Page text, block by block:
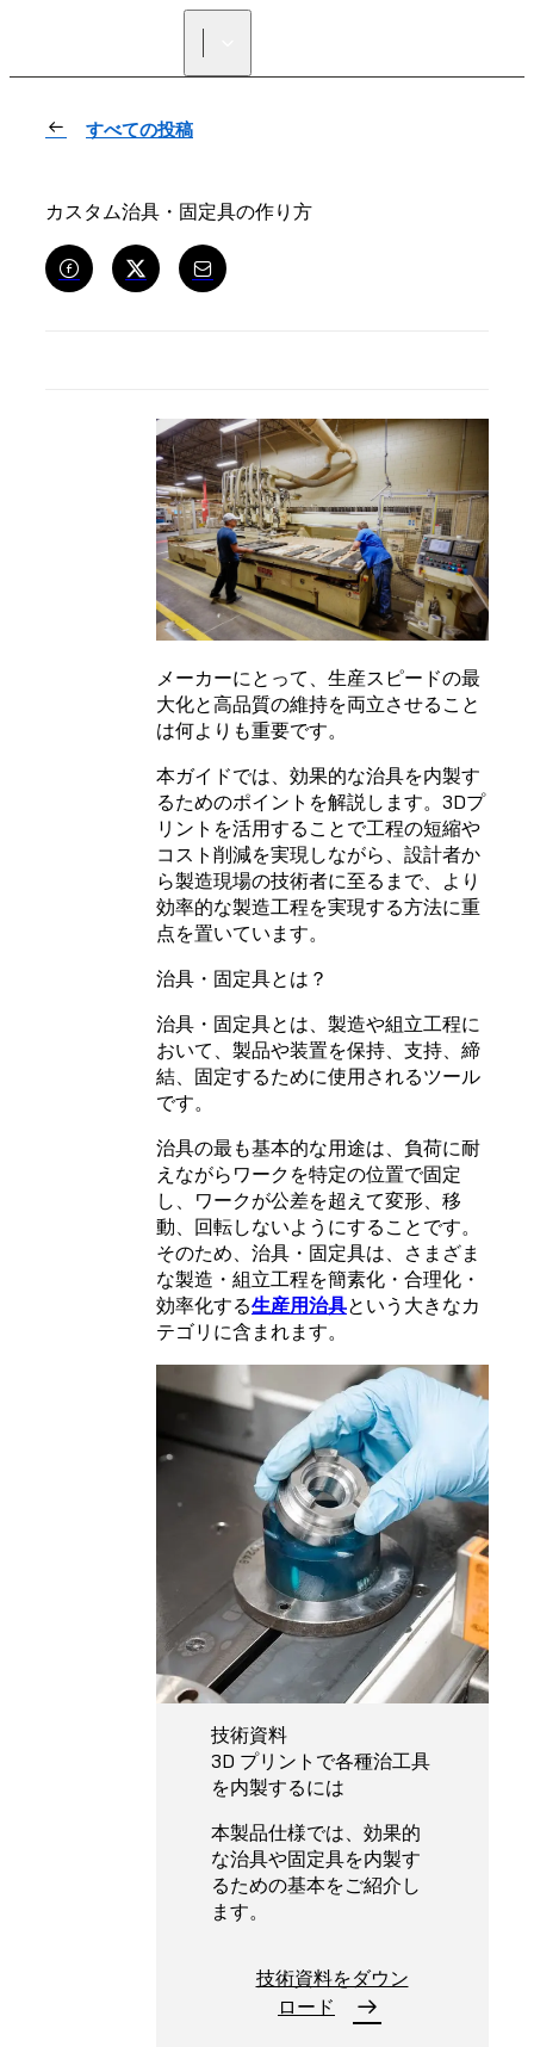
すべての投稿
カスタム治具・固定具の作り方
メーカーにとって、生産スピードの最
大化と高品質の維持を両立させること
は何よりも重要です。
本ガイドでは、効果的な治具を内製す
るためのポイントを解説します。3Dプ
リントを活用することで工程の短縮や
コスト削減を実現しながら、設計者か
ら製造現場の技術者に至るまで、より
効率的な製造工程を実現する方法に重
点を置いています。
治具・固定具とは？
治具・固定具とは、製造や組立工程に
おいて、製品や装置を保持、支持、締
結、固定するために使用されるツール
です。
治具の最も基本的な用途は、負荷に耐
えながらワークを特定の位置で固定
し、ワークが公差を超えて変形、移
動、回転しないようにすることです。
そのため、治具・固定具は、さまざま
な製造・組立工程を簡素化・合理化・
効率化する生産用治具という大きなカ
テゴリに含まれます。
技術資料
3D プリントで各種治工具
を内製するには
本製品仕様では、効果的
な治具や固定具を内製す
るための基本をご紹介し
ます。
技術資料をダウン
ロード